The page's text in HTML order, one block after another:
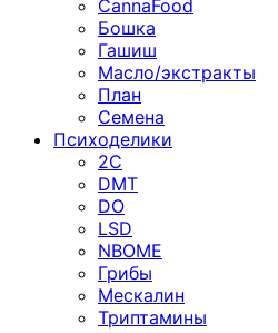
CannaFood
Бошка
Гашиш
Масло/экстракты
План
Семена
Психоделики
2C
DMT
DO
LSD
NBOME
Грибы
Мескалин
Триптамины